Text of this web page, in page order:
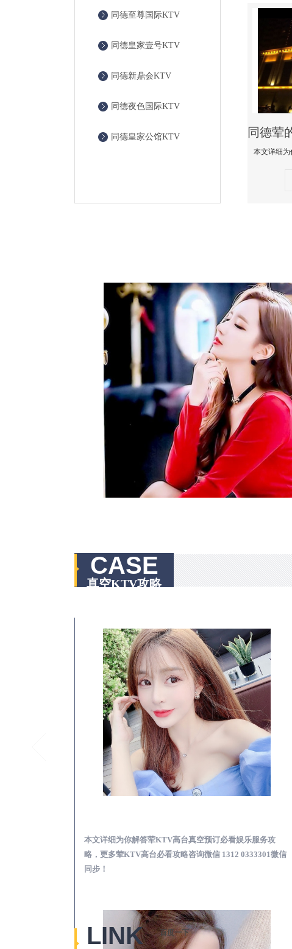
同德至尊国际KTV
同德皇家壹号KTV
同德新鼎会KTV
同德夜色国际KTV
同德皇家公馆KTV
CASE
真空KTV攻略
本文详细为你解答荤KTV高台真空预订必看娱乐服务攻
略，更多荤KTV高台必看攻略咨询微信 1312 0333301微信
同步！
LINK 百度一下